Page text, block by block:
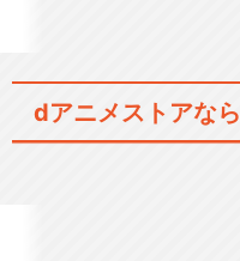
dアニメストアなら